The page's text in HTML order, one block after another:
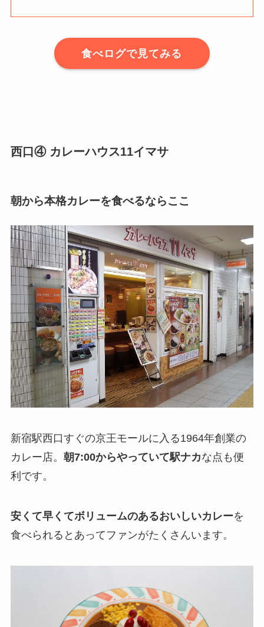
食べログで見てみる
西口④ カレーハウス11イマサ
朝から本格カレーを食べるならここ
新宿駅西口すぐの京王モールに入る1964年創業の
カレー店。 朝7:00からやっていて駅ナカな点も便
利です。
安くて早くてボリュームのあるおいしいカレーを
食べられるとあってファンがたくさんいます。